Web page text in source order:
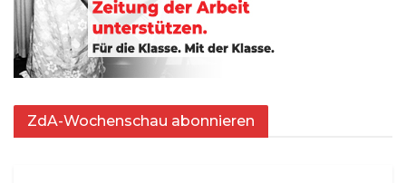
ZdA-Wochenschau abonnieren